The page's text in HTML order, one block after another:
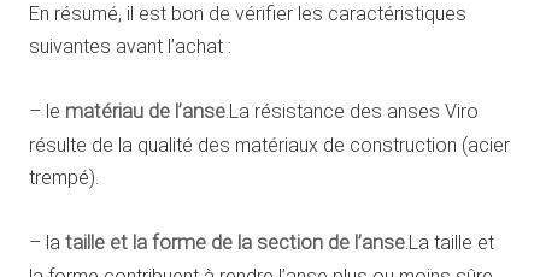
En résumé, il est bon de vérifier les caractéristiques
suivantes avant l’achat :
– le matériau de l’anse .La résistance des anses Viro
résulte de la qualité des matériaux de construction (acier
trempé).
– la taille et la forme de la section de l’anse .La taille et